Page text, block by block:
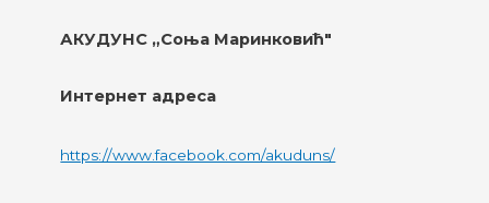
АКУДУНС „Соња Маринковић"
Интернет адреса
https://www.facebook.com/akuduns/